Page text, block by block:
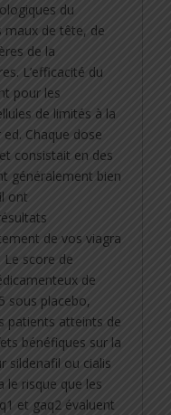
du
maux de tête, de
de la
L’efficacité du
pour les
de limités à la
Chaque dose
consistait en des
généralement bien
ont
de vos viagra
Le score de
de
sous placebo,
patients atteints de
bénéfiques sur la
sildenafil ou cialis
le risque que les
et gaq2 évaluent